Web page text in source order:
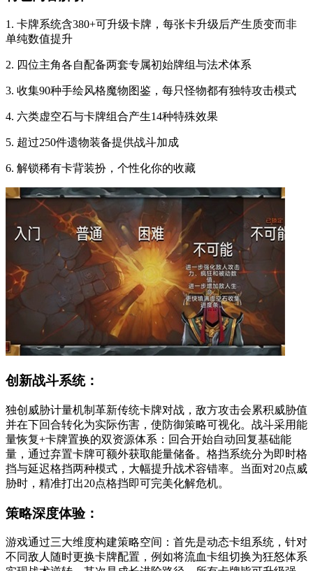
1. 卡牌系统含380+可升级卡牌，每张卡升级后产生质变而非
单纯数值提升
2. 四位主角各自配备两套专属初始牌组与法术体系
3. 收集90种手绘风格魔物图鉴，每只怪物都有独特攻击模式
4. 六类虚空石与卡牌组合产生14种特殊效果
5. 超过250件遗物装备提供战斗加成
6. 解锁稀有卡背装扮，个性化你的收藏
创新战斗系统：
独创威胁计量机制革新传统卡牌对战，敌方攻击会累积威胁值
并在下回合转化为实际伤害，使防御策略可视化。战斗采用能
量恢复+卡牌置换的双资源体系：回合开始自动回复基础能
量，通过弃置卡牌可额外获取能量储备。格挡系统分为即时格
挡与延迟格挡两种模式，大幅提升战术容错率。当面对20点威
胁时，精准打出20点格挡即可完美化解危机。
策略深度体验：
游戏通过三大维度构建策略空间：首先是动态卡组系统，针对
不同敌人随时更换卡牌配置，例如将流血卡组切换为狂怒体系